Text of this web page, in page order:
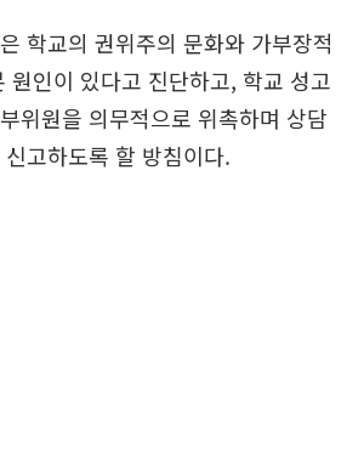
학교의 권위주의 문화와 가부장적
원인이 있다고 진단하고, 학교 성고
위원을 의무적으로 위촉하며 상담
고하도록 할 방침이다.